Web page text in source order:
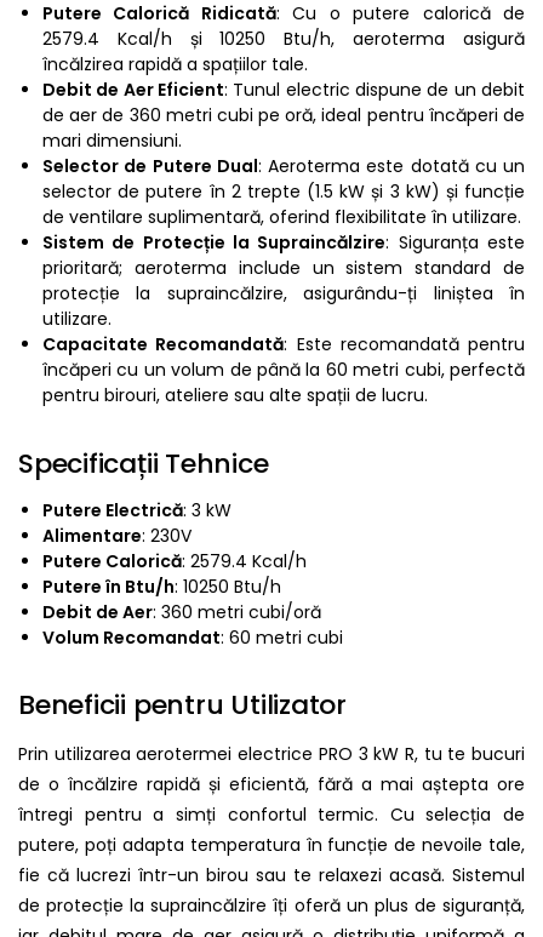
Putere Calorică Ridicată: Cu o putere calorică de
2579.4 Kcal/h și 10250 Btu/h, aeroterma asigură
încălzirea rapidă a spațiilor tale.
Debit de Aer Eficient: Tunul electric dispune de un debit
de aer de 360 metri cubi pe oră, ideal pentru încăperi de
mari dimensiuni.
Selector de Putere Dual: Aeroterma este dotată cu un
selector de putere în 2 trepte (1.5 kW și 3 kW) și funcție
de ventilare suplimentară, oferind flexibilitate în utilizare.
Sistem de Protecție la Supraincălzire: Siguranța este
prioritară; aeroterma include un sistem standard de
protecție la supraincălzire, asigurându-ți liniștea în
utilizare.
Capacitate Recomandată: Este recomandată pentru
încăperi cu un volum de până la 60 metri cubi, perfectă
pentru birouri, ateliere sau alte spații de lucru.
Specificații Tehnice
Putere Electrică: 3 kW
Alimentare: 230V
Putere Calorică: 2579.4 Kcal/h
Putere în Btu/h: 10250 Btu/h
Debit de Aer: 360 metri cubi/oră
Volum Recomandat: 60 metri cubi
Beneficii pentru Utilizator
Prin utilizarea aerotermei electrice PRO 3 kW R, tu te bucuri
de o încălzire rapidă și eficientă, fără a mai aștepta ore
întregi pentru a simți confortul termic. Cu selecția de
putere, poți adapta temperatura în funcție de nevoile tale,
fie că lucrezi într-un birou sau te relaxezi acasă. Sistemul
de protecție la supraincălzire îți oferă un plus de siguranță,